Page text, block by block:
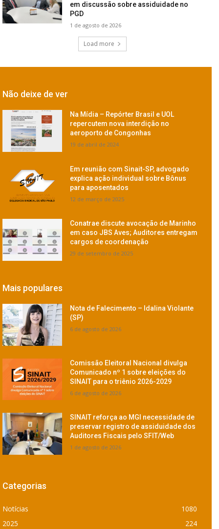
em discussão sobre assiduidade no
PGD
1 de agosto de 2026
Load more
Não deixe de ver
Na Mídia – Repórter Brasil e UOL
repercutem nova interdição no
aeroporto de Congonhas
19 de abril de 2024
Em reunião com Sinait-SP, advogado
explica ação individual sobre Bônus
para aposentados
12 de março de 2025
Conatrae discute avocação de Marinho
em caso JBS Aves; Auditores entregam
cargos de coordenação
29 de setembro de 2025
Mais populares
Nota de Falecimento – Idalina Violante
(SP)
6 de agosto de 2026
Comissão Eleitoral Nacional divulga
Comunicado nº 1 sobre eleições do
SINAIT para o triênio 2026-2029
6 de agosto de 2026
SINAIT reforça ao MGI necessidade de
preservar registro de assiduidade dos
Auditores Fiscais pelo SFIT/Web
1 de agosto de 2026
Categorias
Notícias
1080
2025
224